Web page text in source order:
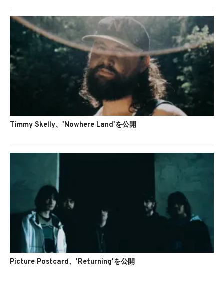
Timmy Skelly、'Nowhere Land'を公開
Picture Postcard、'Returning'を公開